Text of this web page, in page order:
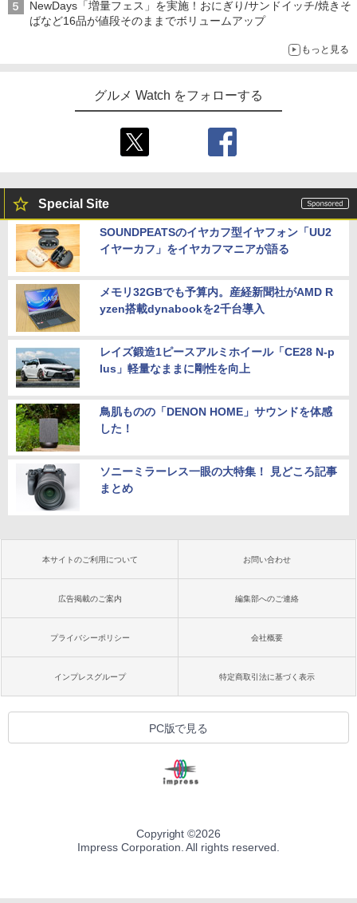
NewDays「増量フェス」を実施！おにぎり/サンドイッチ/焼きそ
ばなど16品が値段そのままでボリュームアップ
もっと見る
グルメ Watch をフォローする
Special Site
SOUNDPEATSのイヤカフ型イヤフォン「UU2
イヤーカフ」をイヤカフマニアが語る
メモリ32GBでも予算内。産経新聞社がAMD R
yzen搭載dynabookを2千台導入
レイズ鍛造1ピースアルミホイール「CE28 N-p
lus」軽量なままに剛性を向上
鳥肌ものの「DENON HOME」サウンドを体感
した！
ソニーミラーレス一眼の大特集！ 見どころ記事
まとめ
本サイトのご利用について お問い合わせ
広告掲載のご案内 編集部へのご連絡
プライバシーポリシー 会社概要
インプレスグループ 特定商取引法に基づく表示
PC版で見る
Copyright ©2026
Impress Corporation. All rights reserved.